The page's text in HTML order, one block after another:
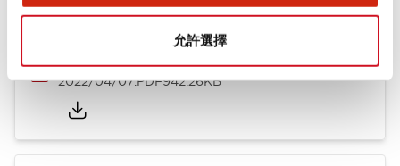
允許選擇
φ16 A6系列用配件(平面鑲嵌框型)
2022/04/07.PDF942.26KB